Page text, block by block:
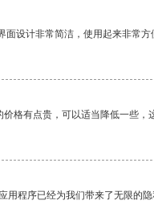
面设计非常简洁，使用起来非常方
格有点贵，可以适当降低一些，
用程序已经为我们带来了无限的隐